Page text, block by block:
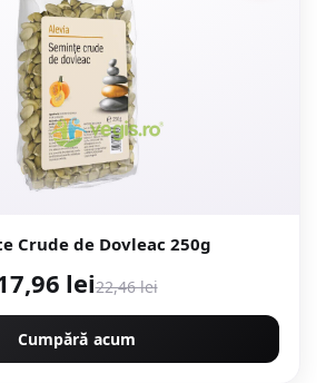
Crude de Dovleac 250g
lei22,46 lei
Cumpără acum